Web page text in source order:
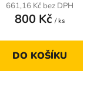
661,16 Kč bez DPH
800 Kč / ks
DO KOŠÍKU